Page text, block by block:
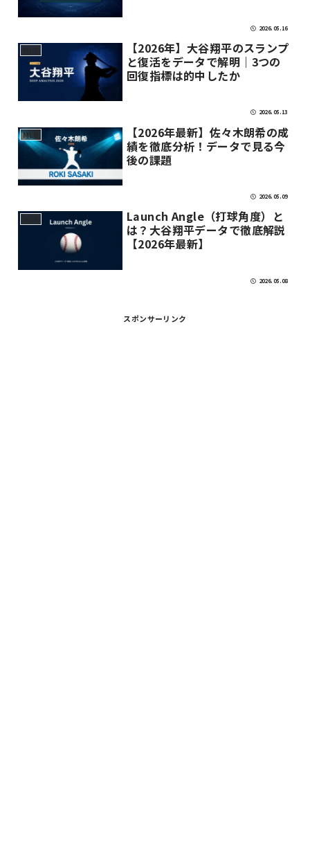
2026.05.16
【2026年】大谷翔平のスランプ
と復活をデータで解明｜3つの
回復指標は的中したか
2026.05.13
MLB
【2026年最新】佐々木朗希の成
績を徹底分析！データで見る今
後の課題
2026.05.09
Launch Angle（打球角度）と
は？大谷翔平データで徹底解説
【2026年最新】
2026.05.08
スポンサーリンク